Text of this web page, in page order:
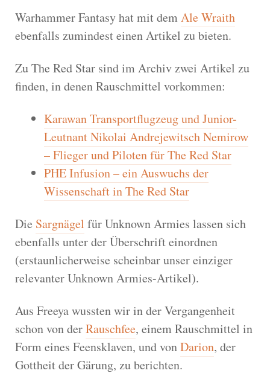
Warhammer Fantasy hat mit demAle Wraith
ebenfalls zumindest einen Artikel zu bieten.
Zu The Red Star sind im Archiv zwei Artikel zu
finden, in denen Rauschmittel vorkommen:
Karawan Transportflugzeug und Junior-
Leutnant Nikolai Andrejewitsch Nemirow
– Flieger und Piloten für The Red Star
PHE Infusion – ein Auswuchs der
Wissenschaft in The Red Star
Die Sargnägel für Unknown Armies lassen sich
ebenfalls unter der Überschrift einordnen
(erstaunlicherweise scheinbar unser einziger
relevanter Unknown Armies-Artikel).
Aus Freeya wussten wir in der Vergangenheit
schon von derRauschfee, einem Rauschmittel in
Form eines Feensklaven, und vonDarion, der
Gottheit der Gärung, zu berichten.